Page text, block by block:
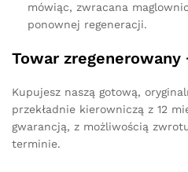
mówiąc, zwracana
ponownej regeneracji.
Towar zregenerowany
Kupujesz naszą gotową,
przekładnie kierowniczą z 12
gwarancją, z możliwością
terminie.